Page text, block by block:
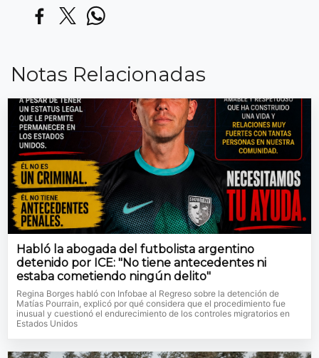
Notas Relacionadas
Habló la abogada del futbolista argentino
detenido por ICE: "No tiene antecedentes ni
estaba cometiendo ningún delito"
Regina Borges habló con Infobae al Regreso sobre la detención de
Matías Pourrain, explicó por qué considera que el procedimiento fue
inusual y cuestionó el endurecimiento de los controles migratorios en
Estados Unidos